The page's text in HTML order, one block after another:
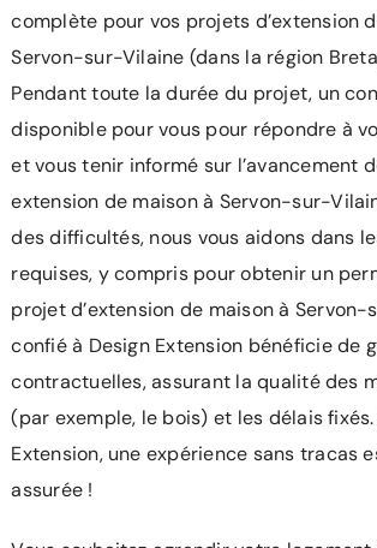
complète pour vos projets d’extension
Servon-sur-Vilaine (dans la région
Pendant toute la durée du projet, un
disponible pour vous pour répondre à
et vous tenir informé sur l’avancement
extension de maison à Servon-sur-
des difficultés, nous vous aidons dans
requises, y compris pour obtenir un
projet d’extension de maison à
confié à Design Extension bénéficie de
contractuelles, assurant la qualité des
(par exemple, le bois) et les délais
Extension, une expérience sans tracas
assurée !